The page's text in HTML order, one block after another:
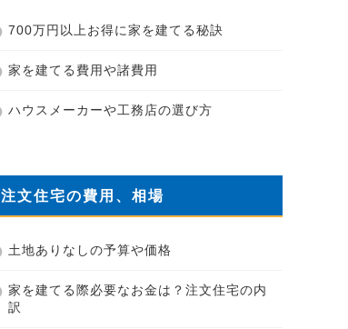
700万円以上お得に家を建てる秘訣
家を建てる費用や諸費用
ハウスメーカーや工務店の選び方
注文住宅の費用、相場
土地ありなしの予算や価格
家を建てる際必要なお金は？注文住宅の内
訳